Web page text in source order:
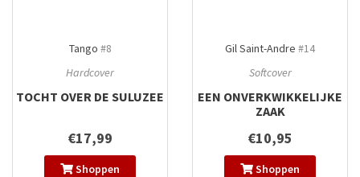
Tango #8
Hardcover
TOCHT OVER DE SULUZEE
€17,99
Shoppen
Gil Saint-Andre #14
Softcover
EEN ONVERKWIKKELIJKE
ZAAK
€10,95
Shoppen